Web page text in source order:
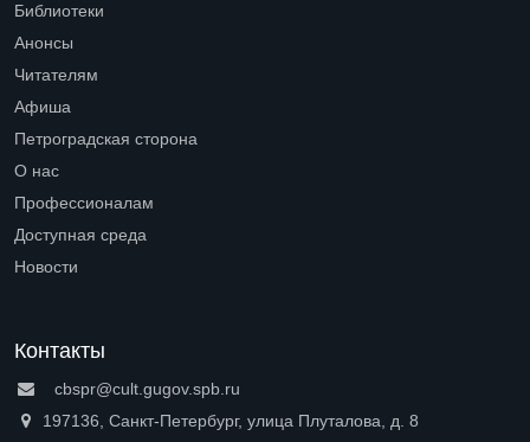
Библиотеки
Анонсы
Читателям
Афиша
Петроградская сторона
О нас
Профессионалам
Доступная среда
Новости
Контакты
cbspr@cult.gugov.spb.ru
197136, Санкт-Петербург, улица Плуталова, д. 8